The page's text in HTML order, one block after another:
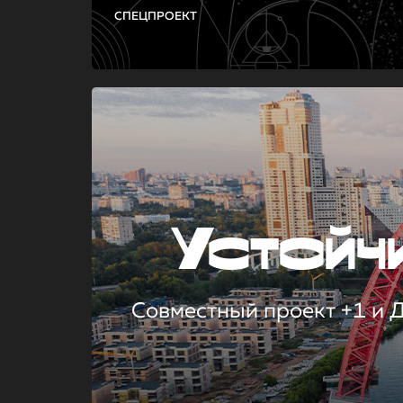
СПЕЦПРОЕКТ
Совместный проект +1 и